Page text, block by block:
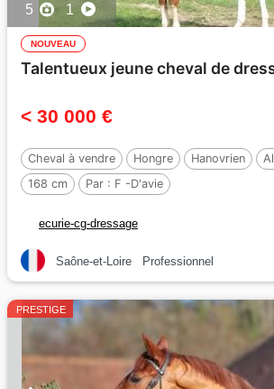
5 1
NOUVEAU
Talentueux jeune cheval de
< 30 000 €
Cheval à vendre Hongre Hanovrien
168 cm
Par : F -D'avie
ecurie-cg-dressage
Saône-et-Loire Professionnel
PRESTIGE